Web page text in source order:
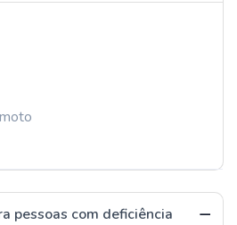
pessoas com deficiência